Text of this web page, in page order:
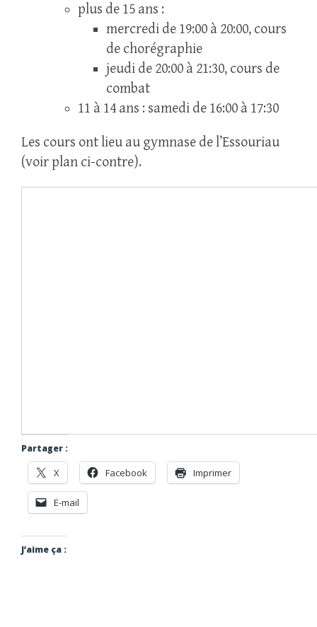
plus de 15 ans :
mercredi de 19:00 à 20:00, cours
de chorégraphie
jeudi de 20:00 à 21:30, cours de
combat
11 à 14 ans : samedi de 16:00 à 17:30
Les cours ont lieu au gymnase de l’Essouriau
(voir plan ci-contre).
Partager :
X Facebook Imprimer
E-mail
J’aime ça :